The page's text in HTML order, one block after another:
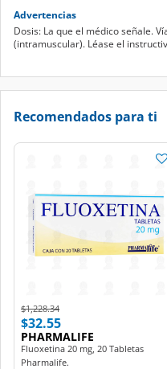
Advertencias
Dosis: La que el médico señale.
(intramuscular). Léase el
Recomendados para ti
Price reduced from
$1,228.34to
$32.55
PHARMALIFE
Fluoxetina 20 mg, 20 Tabletas
Pharmalife.